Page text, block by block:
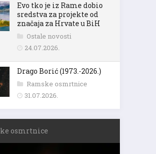
Evo tko je iz Rame dobio
sredstva za projekte od
značaja za Hrvate u BiH
Ostale novosti
24.07.2026.
Drago Borić (1973.-2026.)
Ramske osmrtnice
31.07.2026.
osmrtnice